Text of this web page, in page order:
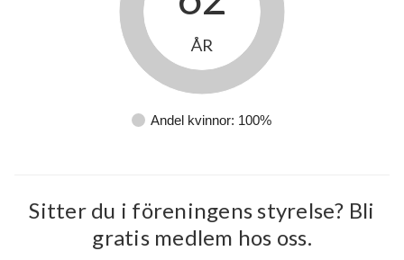
Andel kvinnor: 100%
ÅR
Sitter du i föreningens styrelse? Bli
gratis medlem hos oss.